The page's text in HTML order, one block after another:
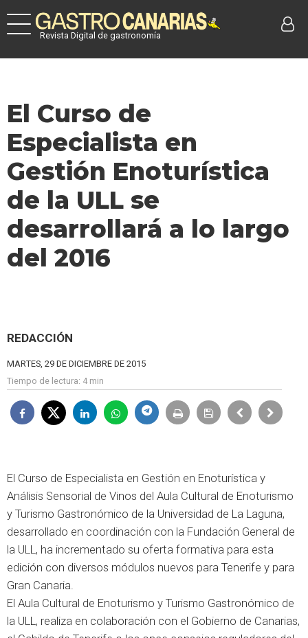
Revista Digital de gastronomía
El Curso de
Especialista en
Gestión Enoturística
de la ULL se
desarrollará a lo largo
del 2016
REDACCIÓN
MARTES, 29 DE DICIEMBRE DE 2015
Tiempo de lectura: 4 min
El Curso de Especialista en Gestión en Enoturística y
Análisis Sensorial de Vinos del Aula Cultural de Enoturismo
y Turismo Gastronómico de la Universidad de La Laguna,
desarrollado en coordinación con la Fundación General de
la ULL, ha incrementado su oferta formativa para esta
edición con diversos módulos nuevos para Tenerife y para
Gran Canaria.
El Aula Cultural de Enoturismo y Turismo Gastronómico de
la ULL, realiza en colaboración con el Gobierno de Canarias,